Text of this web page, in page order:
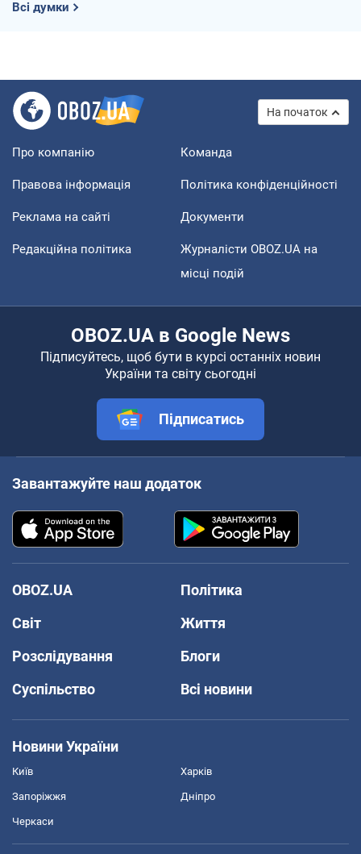
Всі думки
На початок
Про компанію Команда
Правова інформація Політика конфіденційності
Реклама на сайті Документи
Редакційна політика
Журналісти OBOZ.UA на
місці подій
OBOZ.UA в Google News
Підписуйтесь, щоб бути в курсі останніх новин
України та світу сьогодні
Підписатись
Завантажуйте наш додаток
OBOZ.UA
Політика
Світ
Життя
Розслідування
Блоги
Суспільство
Всі новини
Новини України
Київ Харків
Запоріжжя Дніпро
Черкаси